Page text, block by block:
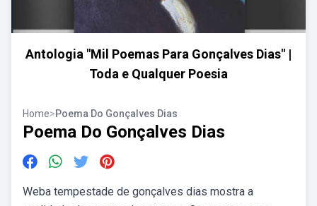
Antologia "Mil Poemas Para Gonçalves Dias" |
Toda e Qualquer Poesia
Home>Poema Do Gonçalves Dias
Poema Do Gonçalves Dias
Weba tempestade de gonçalves dias mostra a